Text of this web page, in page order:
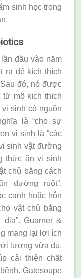
sinh học trong
đầu vào năm
ra để kích thích
đó, nó được
từ mô kích thích
vi sinh có nguồn
là “cho sự
vi sinh là “các
sinh vật đường
thức ăn vi sinh
chủ bằng cách
đường ruột”.
canh hoặc hỗn
vật chủ bằng
Guarner &
mang lại lợi ích
lượng vừa đủ.
cải thiện chất
Gatesoupe